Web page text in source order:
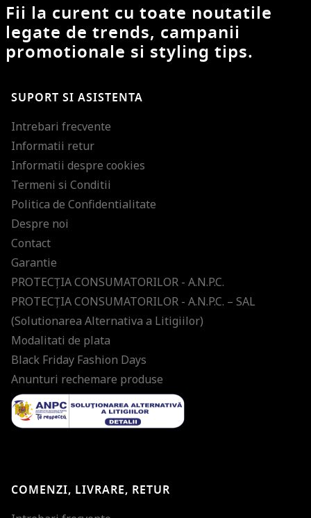
Fii la curent cu toate noutatile
legate de trends, campanii
promotionale si styling tips.
SUPORT SI ASISTENTA
Intrebari frecvente
Informatii retur
Informatii despre cookies
Termeni si Conditii
Politica de Confidentialitate
Despre noi
Contact
Garantie
PROTECŢIA CONSUMATORILOR - A.N.P.C.
PROTECŢIA CONSUMATORILOR - A.N.P.C. – SAL
(Solutionarea Alternativa a Litigiilor)
Modalitati de plata
Black Friday Fashion Days
Anunturi rechemare produse
COMENZI, LIVRARE, RETUR